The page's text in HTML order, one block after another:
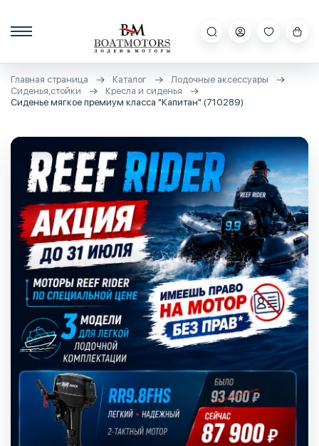
Главная страница Каталог
Лодочные аксессуары
Сиденья,стойки
Кресла и сиденья
Сиденье мягкое премиум класса "Капитан" (710289)